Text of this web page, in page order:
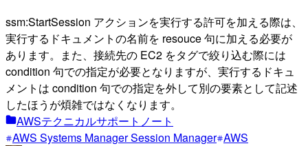
ssm:StartSession アクションを実行する許可を加える際は、
実行するドキュメントの名前を resouce 句に加える必要が
あります。また、接続先の EC2 をタグで絞り込む際には
condition 句での指定が必要となりますが、実行するドキュ
メントは condition 句での指定を外して別の要素として記述
したほうが煩雑ではなくなります。
AWSテクニカルサポートノート
AWS Systems Manager Session Manager AWS